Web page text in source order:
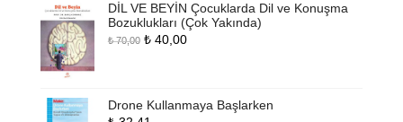
DİL VE BEYİN Çocuklarda Dil ve Konuşma
Bozuklukları (Çok Yakında)
₺70,00 Orijinal
₺40,00Şu
₺ 40,00.
Drone Kullanmaya Başlarken